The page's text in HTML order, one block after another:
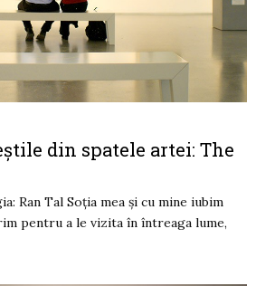
din spatele artei: The
Ran Tal Soția mea și cu mine iubim
pentru a le vizita în întreaga lume,